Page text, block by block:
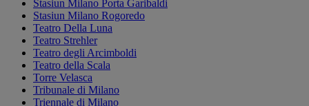
Stasiun Milano Porta Garibaldi
Stasiun Milano Rogoredo
Teatro Della Luna
Teatro Strehler
Teatro degli Arcimboldi
Teatro della Scala
Torre Velasca
Tribunale di Milano
Triennale di Milano